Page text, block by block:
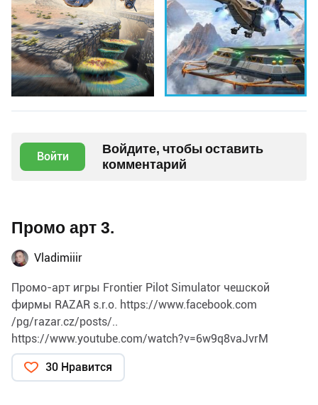
Войти
Войдите, чтобы оставить
комментарий
Промо арт 3.
Vladimiiir
Промо-арт игры Frontier Pilot Simulator чешской
фирмы RAZAR s.r.o. https://www.facebook.com
/pg/razar.cz/posts/..
https://www.youtube.com/watch?v=6w9q8vaJvrM
30 Нравится